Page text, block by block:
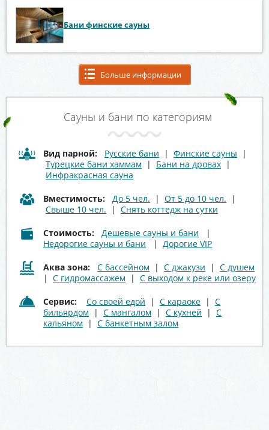
Бани финские сауны
Больше информации
Сауны и бани по категориям
Вид парной: Русские бани | Финские сауны |
Турецкие бани хаммам | Бани на дровах |
Инфракрасная сауна
Вместимость: До 5 чел. | От 5 до 10 чел. |
Свыше 10 чел. | Снять коттедж на сутки
Стоимость: Дешевые сауны и бани |
Недорогие сауны и бани | Дорогие VIP
Аква зона: С бассейном | С джакузи | С душем
| С гидромассажем | С выходом к реке или озеру
Сервис: Со своей едой | С караоке | С
бильярдом | С мангалом | С кухней | С
кальяном | С банкетным залом